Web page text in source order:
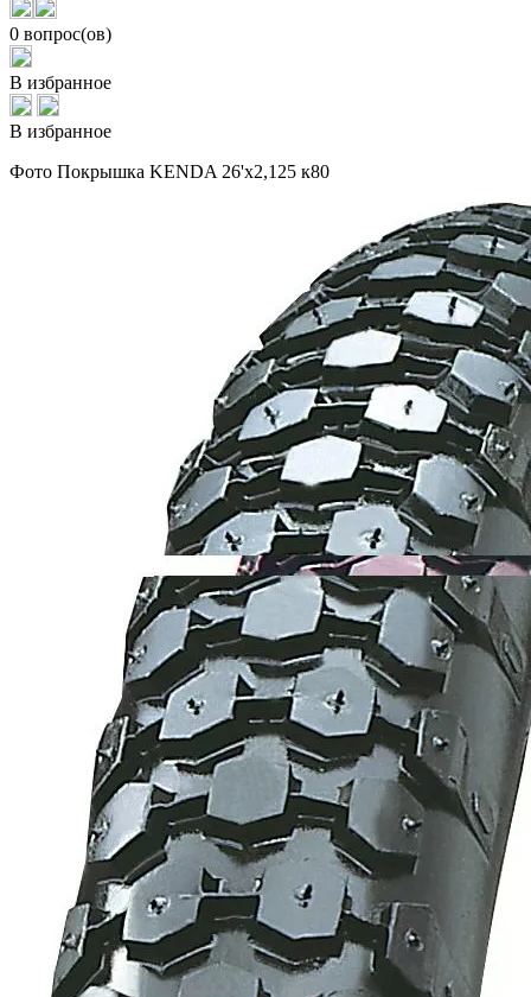
0 вопрос(ов)
В избранное
В избранное
Фото Покрышка KENDA 26'х2,125 к80